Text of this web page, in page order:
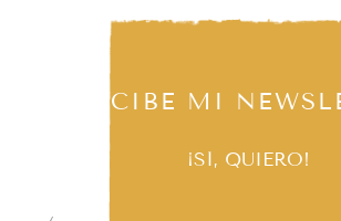
RECIBE MI
¡SÍ, QUIERO!